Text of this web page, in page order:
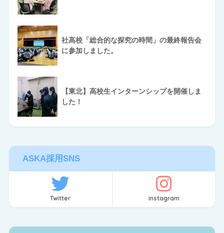
社高校「総合的な探究の時間」の最終報告会
に参加しました。
【東北】高校生インターンシップを開催しま
した！
ASKA採用SNS
Twitter instagram